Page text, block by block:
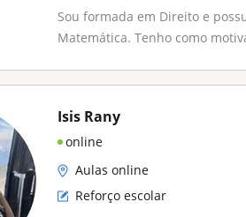
Sou formada em Direito e
Matemática. Tenho como
Isis Rany
online
Aulas online
Reforço escolar